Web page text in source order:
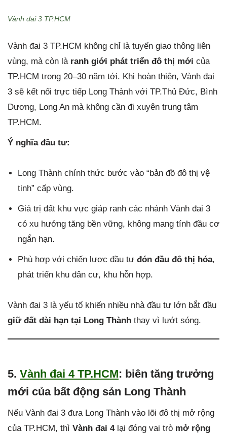
Vành đai 3 TP.HCM
Vành đai 3 TP.HCM không chỉ là tuyến giao thông liên
vùng, mà còn là ranh giới phát triển đô thị mới của
TP.HCM trong 20–30 năm tới. Khi hoàn thiện, Vành đai
3 sẽ kết nối trực tiếp Long Thành với TP.Thủ Đức, Bình
Dương, Long An mà không cần đi xuyên trung tâm
TP.HCM.
Ý nghĩa đầu tư:
Long Thành chính thức bước vào “bản đồ đô thị vệ
tinh” cấp vùng.
Giá trị đất khu vực giáp ranh các nhánh Vành đai 3
có xu hướng tăng bền vững, không mang tính đầu cơ
ngắn hạn.
Phù hợp với chiến lược đầu tư đón đầu đô thị hóa,
phát triển khu dân cư, khu hỗn hợp.
Vành đai 3 là yếu tố khiến nhiều nhà đầu tư lớn bắt đầu
giữ đất dài hạn tại Long Thành thay vì lướt sóng.
5. Vành đai 4 TP.HCM: biên tăng trưởng
mới của bất động sản Long Thành
Nếu Vành đai 3 đưa Long Thành vào lõi đô thị mở rộng
của TP.HCM, thì Vành đai 4lại đóng vai trò mở rộng